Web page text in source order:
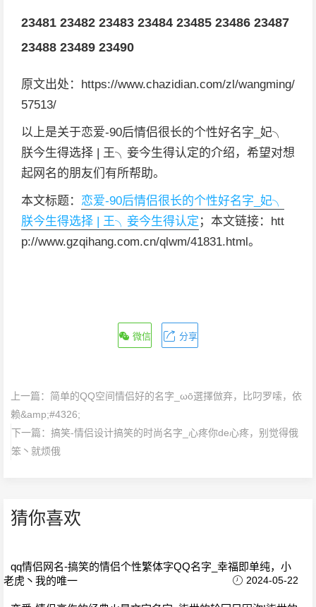
23481 23482 23483 23484 23485 23486 23487
23488 23489 23490
原文出处：https://www.chazidian.com/zl/wangming/
57513/
以上是关于恋爱-90后情侣很长的个性好名字_妃╮
朕今生得选择 | 王╮妾今生得认定的介绍，希望对想
起网名的朋友们有所帮助。
本文标题： 恋爱-90后情侣很长的个性好名字_妃╮
朕今生得选择 | 王╮妾今生得认定 ；本文链接：htt
p://www.gzqihang.com.cn/qlwm/41831.html。
微信 分享
上一篇： 简单的QQ空间情侣好的名字_ωō選擇倣弃，比叼罗嗦，依
赖&amp;#4326;
下一篇： 搞笑-情侣设计搞笑的时尚名字_心疼你de心疼，别觉得俄
笨丶就烦俄
猜你喜欢
qq情侣网名-搞笑的情侣个性繁体字QQ名字_幸福即单纯，小
老虎丶我的唯一
2024-05-22